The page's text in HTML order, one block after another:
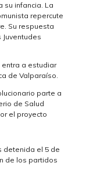
su infancia. La
repercute
Su respuesta
entra a estudiar
de Valparaíso.
parte a
de Salud
el proyecto
detenida el 5 de
de los partidos